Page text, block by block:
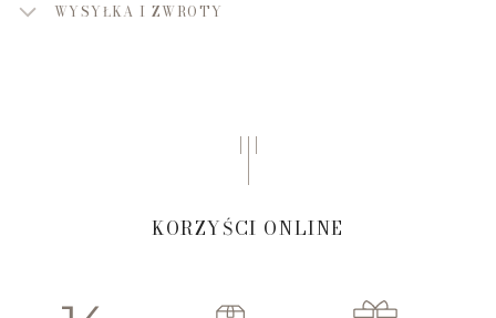
WYSYŁKA I ZWROTY
KORZYŚCI ONLINE